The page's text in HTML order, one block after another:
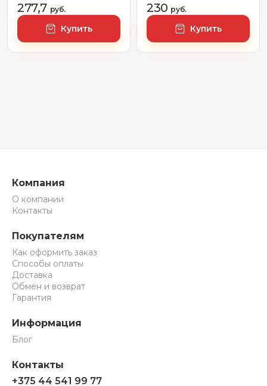
277,7 руб.
Купить
230 руб.
Купить
Компания
О компании
Контакты
Покупателям
Как оформить заказ
Способы оплаты
Доставка
Обмен и возврат
Гарантия
Информация
Блог
Контакты
+375 44 541 99 77